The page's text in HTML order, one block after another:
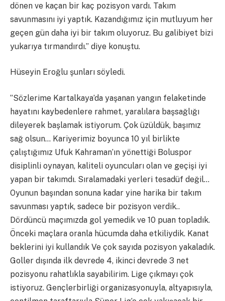
dönen ve kaçan bir kaç pozisyon vardı. Takım
savunmasını iyi yaptık. Kazandığımız için mutluyum her
geçen gün daha iyi bir takım oluyoruz. Bu galibiyet bizi
yukarıya tırmandırdı.” diye konuştu.
Hüseyin Eroğlu şunları söyledi.
”Sözlerime Kartalkaya’da yaşanan yangın felaketinde
hayatını kaybedenlere rahmet, yaralılara başsağlığı
dileyerek başlamak istiyorum. Çok üzüldük, başımız
sağ olsun… Kariyerimiz boyunca 10 yıl birlikte
çalıştığımız Ufuk Kahraman’ın yönettiği Boluspor
disiplinli oynayan, kaliteli oyuncuları olan ve geçişi iyi
yapan bir takımdı. Sıralamadaki yerleri tesadüf değil…
Oyunun başından sonuna kadar yine harika bir takım
savunması yaptık, sadece bir pozisyon verdik..
Dördüncü maçımızda gol yemedik ve 10 puan topladık.
Önceki maçlara oranla hücumda daha etkiliydik. Kanat
beklerini iyi kullandık Ve çok sayıda pozisyon yakaladık.
Goller dışında ilk devrede 4, ikinci devrede 3 net
pozisyonu rahatlıkla sayabilirim. Lige çıkmayı çok
istiyoruz. Gençlerbirliği organizasyonuyla, altyapısıyla,